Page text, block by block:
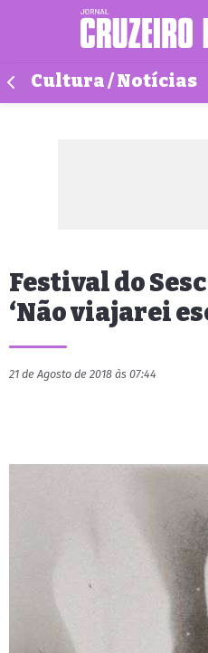
Cultura / Notícias
Festival do
‘Não viajarei
21 de Agosto de 2018 às 07:44